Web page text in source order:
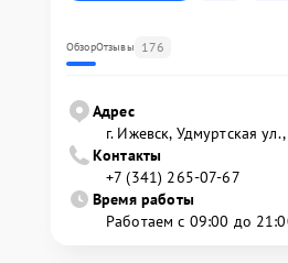
ОбзорОтзывы 176
Адрес
г. Ижевск, Удмуртская
Контакты
+7 (341) 265-07-67
Время работы
Работаем с 09:00 до